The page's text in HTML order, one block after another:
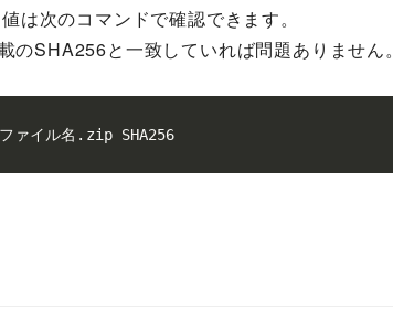
は次のコマンドで確認できます。
のSHA256と一致していれば問題ありません。
イル名.zip SHA256